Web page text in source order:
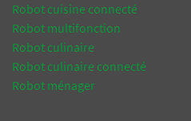
Robot cuisine connecté
Robot multifonction
Robot culinaire
Robot culinaire connecté
Robot ménager